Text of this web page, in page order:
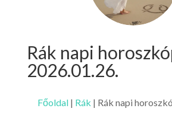
Rák napi
2026.01.26.
Főoldal | Rák | Rák napi